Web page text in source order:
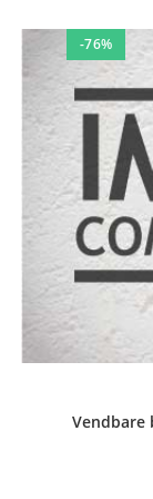
-76%
Vendbare